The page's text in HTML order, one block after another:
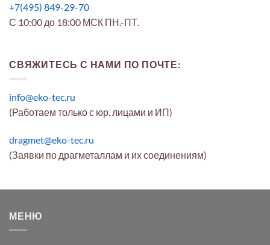
+7(495) 849-29-70
С 10:00 до 18:00 МСК ПН.-ПТ.
СВЯЖИТЕСЬ С НАМИ ПО ПОЧТЕ:
info@eko-tec.ru
(Работаем только с юр. лицами и ИП)
dragmet@eko-tec.ru
(Заявки по драгметаллам и их соединениям)
МЕНЮ